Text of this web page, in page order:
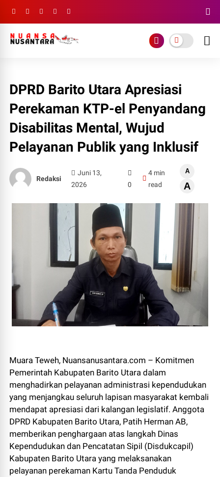
DPRD Barito Utara Apresiasi
Perekaman KTP-el Penyandang
Disabilitas Mental, Wujud
Pelayanan Publik yang Inklusif
Redaksi
Juni 13,
2026
0
4 min
read
A
A
Muara Teweh, Nuansanusantara.com – Komitmen
Pemerintah Kabupaten Barito Utara dalam
menghadirkan pelayanan administrasi kependudukan
yang menjangkau seluruh lapisan masyarakat kembali
mendapat apresiasi dari kalangan legislatif. Anggota
DPRD Kabupaten Barito Utara, Patih Herman AB,
memberikan penghargaan atas langkah Dinas
Kependudukan dan Pencatatan Sipil (Disdukcapil)
Kabupaten Barito Utara yang melaksanakan
pelayanan perekaman Kartu Tanda Penduduk